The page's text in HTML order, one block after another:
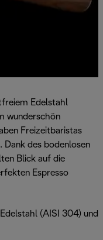
Edelstahl
wunderschön
Freizeitbaristas
Dank des bodenlosen
Blick auf die
Espresso
(AISI 304) und